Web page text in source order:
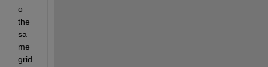
o
the
sa
me
grid